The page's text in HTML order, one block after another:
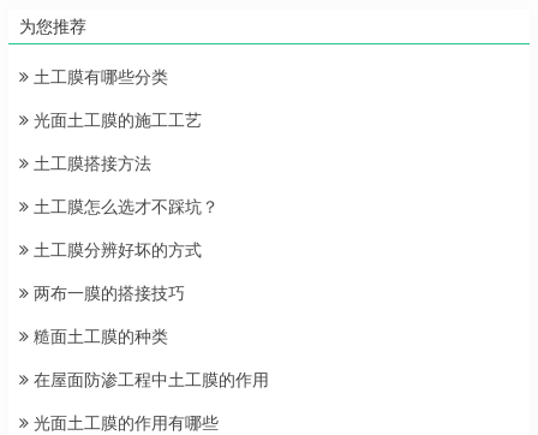
为您推荐
土工膜有哪些分类
光面土工膜的施工工艺
土工膜搭接方法
土工膜怎么选才不踩坑？
土工膜分辨好坏的方式
两布一膜的搭接技巧
糙面土工膜的种类
在屋面防渗工程中土工膜的作用
光面土工膜的作用有哪些